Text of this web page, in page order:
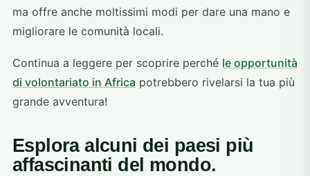
ma offre anche moltissimi modi per dare una mano e
migliorare le comunità locali.
Continua a leggere per scoprire perché le opportunità
di volontariato in Africa potrebbero rivelarsi la tua più
grande avventura!
Esplora alcuni dei paesi più
affascinanti del mondo.